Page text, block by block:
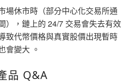
場休市時（部分中心化交易所通
），鏈上的 24/7 交易會失去有效
致代幣價格與真實股價出現暫時
會變大 。
品 Q&A